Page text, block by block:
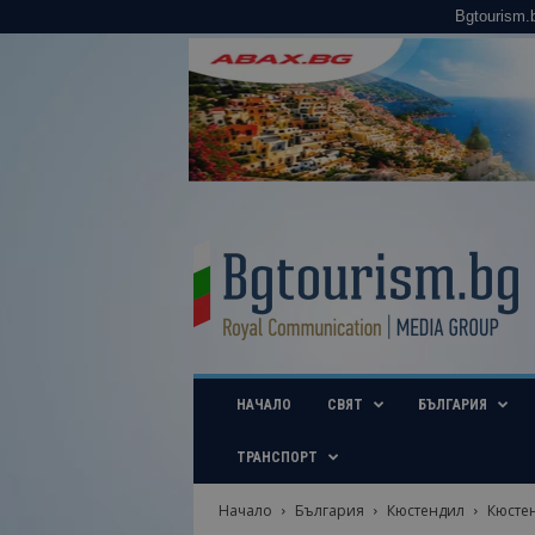
u
i
b
НАЧАЛО СВЯТ БЪЛГАРИЯ
ТРАНСПОРТ
Начало България Кюстендил